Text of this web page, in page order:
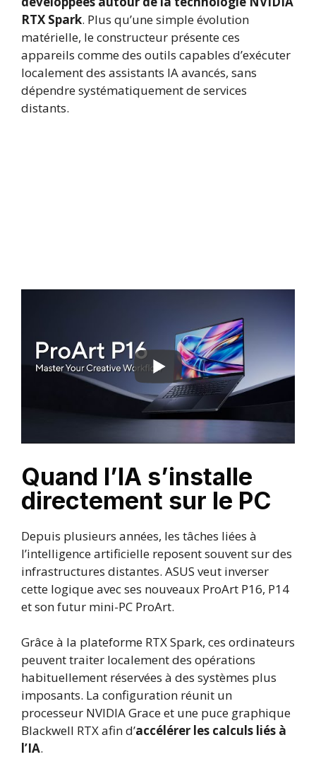
RTX Spark. Plus qu’une simple évolution
matérielle, le constructeur présente ces
appareils comme des outils capables d’exécuter
localement des assistants IA avancés, sans
dépendre systématiquement de services
distants.
Quand l’IA s’installe
directement sur le PC
Depuis plusieurs années, les tâches liées à
l’intelligence artificielle reposent souvent sur des
infrastructures distantes. ASUS veut inverser
cette logique avec ses nouveaux ProArt P16, P14
et son futur mini-PC ProArt.
Grâce à la plateforme RTX Spark, ces ordinateurs
peuvent traiter localement des opérations
habituellement réservées à des systèmes plus
imposants. La configuration réunit un
processeur NVIDIA Grace et une puce graphique
Blackwell RTX afin d’accélérer les calculs liés à
l’IA.